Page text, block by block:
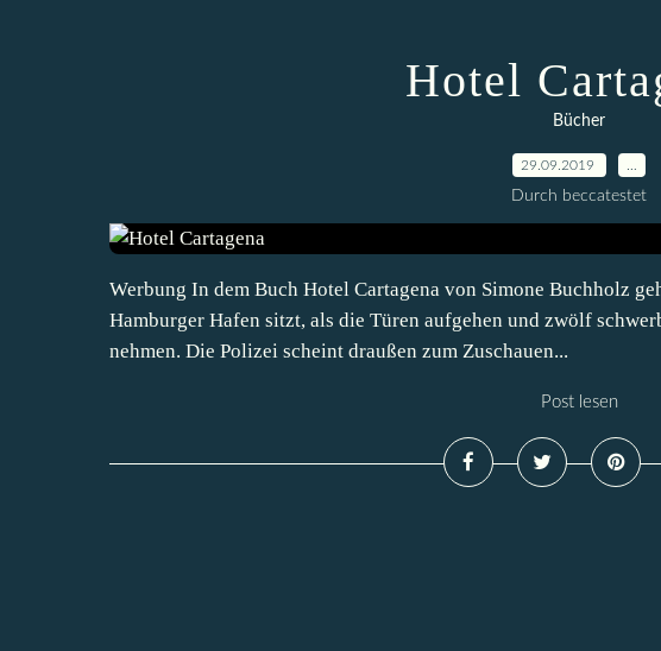
Hotel
Bücher
29.09.2019
Durch beccatestet
Werbung In dem Buch Hotel Cartagena von Simone Buchholz
Hamburger Hafen sitzt, als die Türen aufgehen und zwölf
nehmen. Die Polizei scheint draußen zum Zuschauen...
Post lesen